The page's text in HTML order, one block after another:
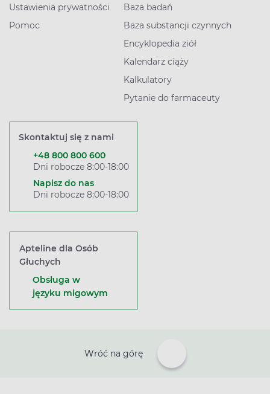
Ustawienia prywatności
Pomoc
Baza badań
Baza substancji czynnych
Encyklopedia ziół
Kalendarz ciąży
Kalkulatory
Pytanie do farmaceuty
Skontaktuj się z nami
+48 800 800 600
Dni robocze 8:00-18:00
Napisz do nas
Dni robocze 8:00-18:00
Apteline dla Osób
Głuchych
Obsługa w
języku migowym
Wróć na górę